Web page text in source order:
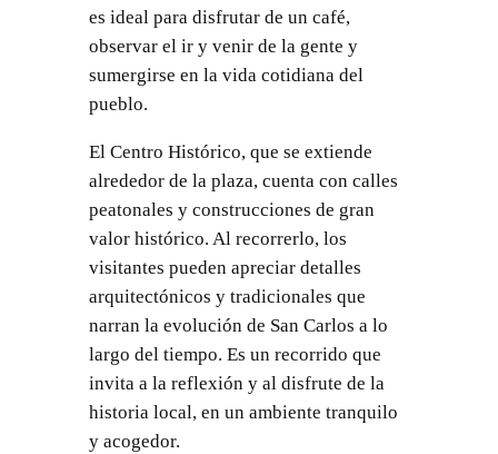
es ideal para disfrutar de un café,
observar el ir y venir de la gente y
sumergirse en la vida cotidiana del
pueblo.
El Centro Histórico, que se extiende
alrededor de la plaza, cuenta con calles
peatonales y construcciones de gran
valor histórico. Al recorrerlo, los
visitantes pueden apreciar detalles
arquitectónicos y tradicionales que
narran la evolución de San Carlos a lo
largo del tiempo. Es un recorrido que
invita a la reflexión y al disfrute de la
historia local, en un ambiente tranquilo
y acogedor.